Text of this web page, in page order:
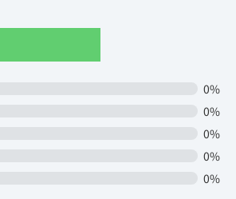
0%
0%
0%
0%
0%